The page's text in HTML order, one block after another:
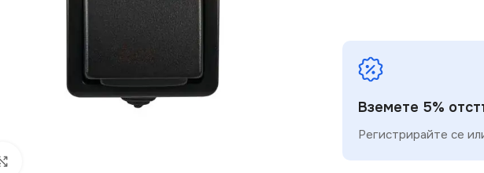
Вземете 5%
Регистрирайте се